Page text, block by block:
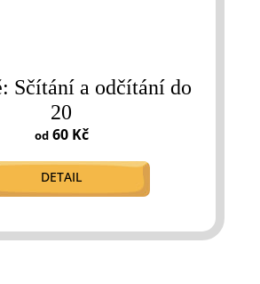
Sčítání a odčítání do
20
od60 Kč
DETAIL